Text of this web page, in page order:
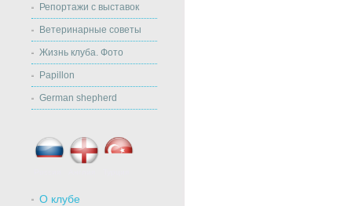
Репортажи с выставок
Ветеринарные советы
Жизнь клуба. Фото
Papillon
German shepherd
О клубе